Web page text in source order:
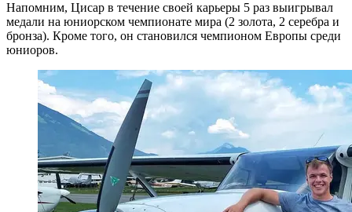
Напомним, Цисар в течение своей карьеры 5 раз выигрывал
медали на юниорском чемпионате мира (2 золота, 2 серебра и
бронза). Кроме того, он становился чемпионом Европы среди
юниоров.